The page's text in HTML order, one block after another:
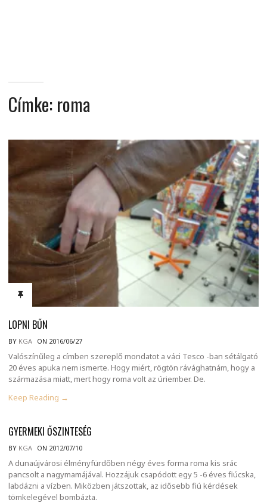
Címke: roma
LOPNI BŰN
BY KGA ON 2016/06/27
Valószínűleg a címben szereplő mondatot a váci Tesco -ban sétálgató
20 éves apuka nem ismerte. Hogy miért, rögtön rávághatnám, hogy a
származása miatt, mert hogy roma volt az úriember. De.
Keep Reading →
GYERMEKI ŐSZINTESÉG
BY KGA ON 2012/07/10
A dunaújvárosi élményfürdőben négy éves forma roma kis srác
pancsolt a nagymamájával. Hozzájuk csapódott egy 5 -6 éves fiúcska,
labdázni a vízben. Miközben játszottak, az idősebb fiú kérdések
tömkelegével bombázta.